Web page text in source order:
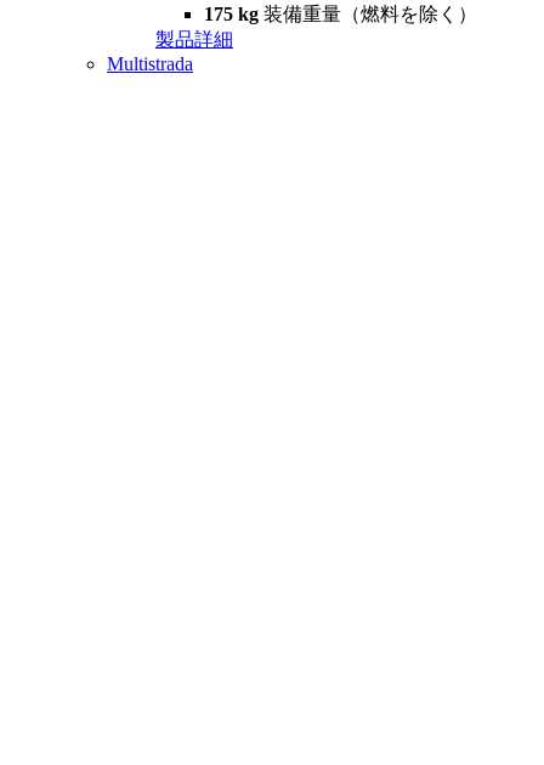
175 kg 装備重量（燃料を除く）
製品詳細
Multistrada